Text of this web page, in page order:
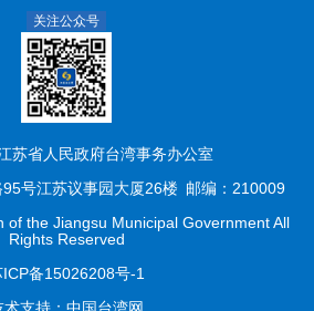
关注公众号
苏省人民政府台湾事务办公室
号江苏议事园大厦26楼 邮编：210009
of the Jiangsu Municipal Government All
Rights Reserved
ICP备15026208号-1
术支持： 中国台湾网